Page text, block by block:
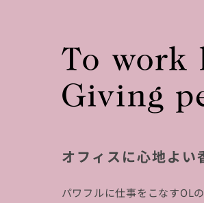
オフィスに心地よい
パワフルに仕事をこなすOL